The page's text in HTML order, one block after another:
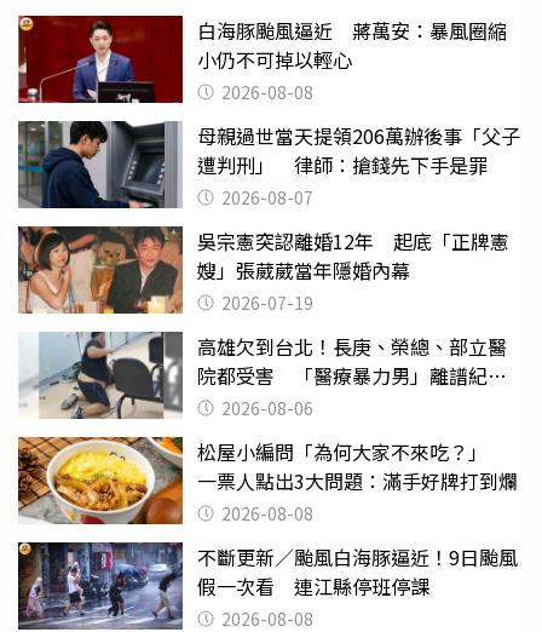
白海豚颱風逼近 蔣萬安：暴風圈縮
小仍不可掉以輕心
2026-08-08
母親過世當天提領206萬辦後事「父子
遭判刑」 律師：搶錢先下手是罪
2026-08-07
吳宗憲突認離婚12年 起底「正牌憲
嫂」張葳葳當年隱婚內幕
2026-07-19
高雄欠到台北！長庚、榮總、部立醫
院都受害 「醫療暴力男」離譜紀錄
曝光2026-08-06
松屋小編問「為何大家不來吃？」
一票人點出3大問題：滿手好牌打到爛
2026-08-08
不斷更新／颱風白海豚逼近！9日颱風
假一次看 連江縣停班停課
2026-08-08